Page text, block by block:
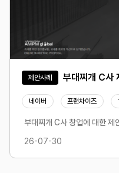
정되고 있는 점을 토대로 데이
제안사례 부대찌개 C사
네이버 프랜차이즈
부대찌개 C사 창업에 대한 제
26-07-30